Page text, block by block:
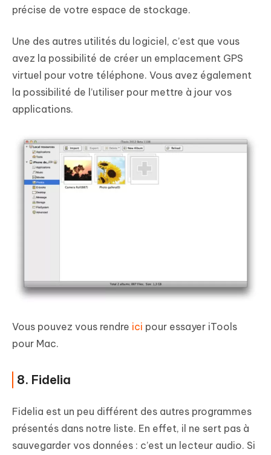
précise de votre espace de stockage.
Une des autres utilités du logiciel, c’est que vous
avez la possibilité de créer un emplacement GPS
virtuel pour votre téléphone. Vous avez également
la possibilité de l’utiliser pour mettre à jour vos
applications.
Vous pouvez vous rendre ici pour essayer iTools
pour Mac.
8. Fidelia
Fidelia est un peu différent des autres programmes
présentés dans notre liste. En effet, il ne sert pas à
sauvegarder vos données : c’est un lecteur audio. Si